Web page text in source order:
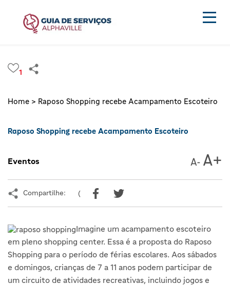
1
Home > Raposo Shopping recebe Acampamento Escoteiro
Raposo Shopping recebe Acampamento Escoteiro
Eventos
Compartilhe: (
Imagine um acampamento escoteiro
em pleno shopping center. Essa é a proposta do Raposo
Shopping para o período de férias escolares. Aos sábados
e domingos, crianças de 7 a 11 anos podem participar de
um circuito de atividades recreativas, incluindo jogos e